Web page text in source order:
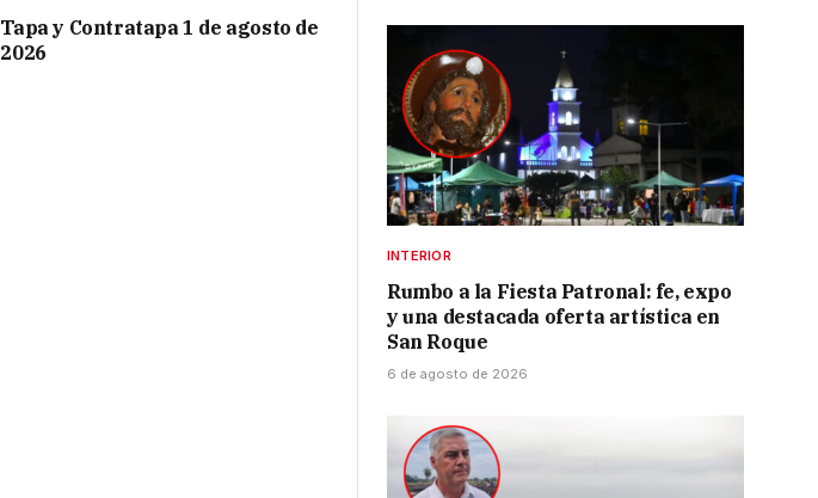
Tapa y Contratapa 1 de agosto de
2026
INTERIOR
Rumbo a la Fiesta Patronal: fe, expo
y una destacada oferta artística en
San Roque
6 de agosto de 2026